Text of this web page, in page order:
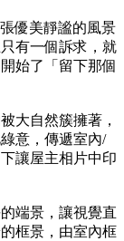
優美靜謐的風景
有一個訴求，就
始了「留下那個
大自然簇擁著，
意，傳遞室內/
讓屋主相片中印
端景，讓視覺直
框景，由室內框